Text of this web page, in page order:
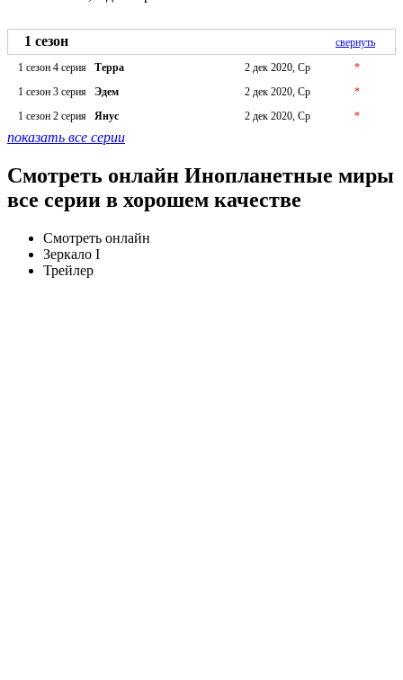
1 сезон
свернуть
1 сезон 4 серия
Терра 2 дек 2020, Ср
*
1 сезон 3 серия
Эдем 2 дек 2020, Ср
*
1 сезон 2 серия
Янус 2 дек 2020, Ср *
показать все серии
Смотреть онлайн Инопланетные миры
все серии в хорошем качестве
Смотреть онлайн
Зеркало I
Трейлер